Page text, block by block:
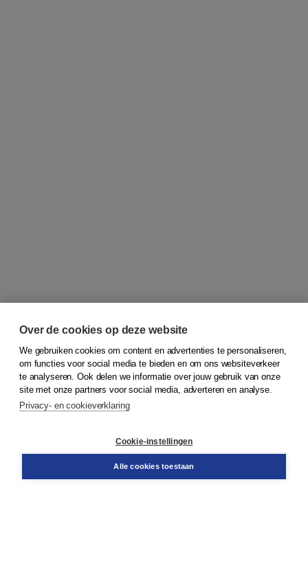
© 2026Koninklijke Boom uitgevers
Bestellen
Over de cookies op deze website
We gebruiken cookies om content en advertenties te personaliseren,
om functies voor social media te bieden en om ons websiteverkeer
te analyseren. Ook delen we informatie over jouw gebruik van onze
site met onze partners voor social media, adverteren en analyse.
Privacy- en cookieverklaring
Cookie-instellingen
Alle cookies toestaan